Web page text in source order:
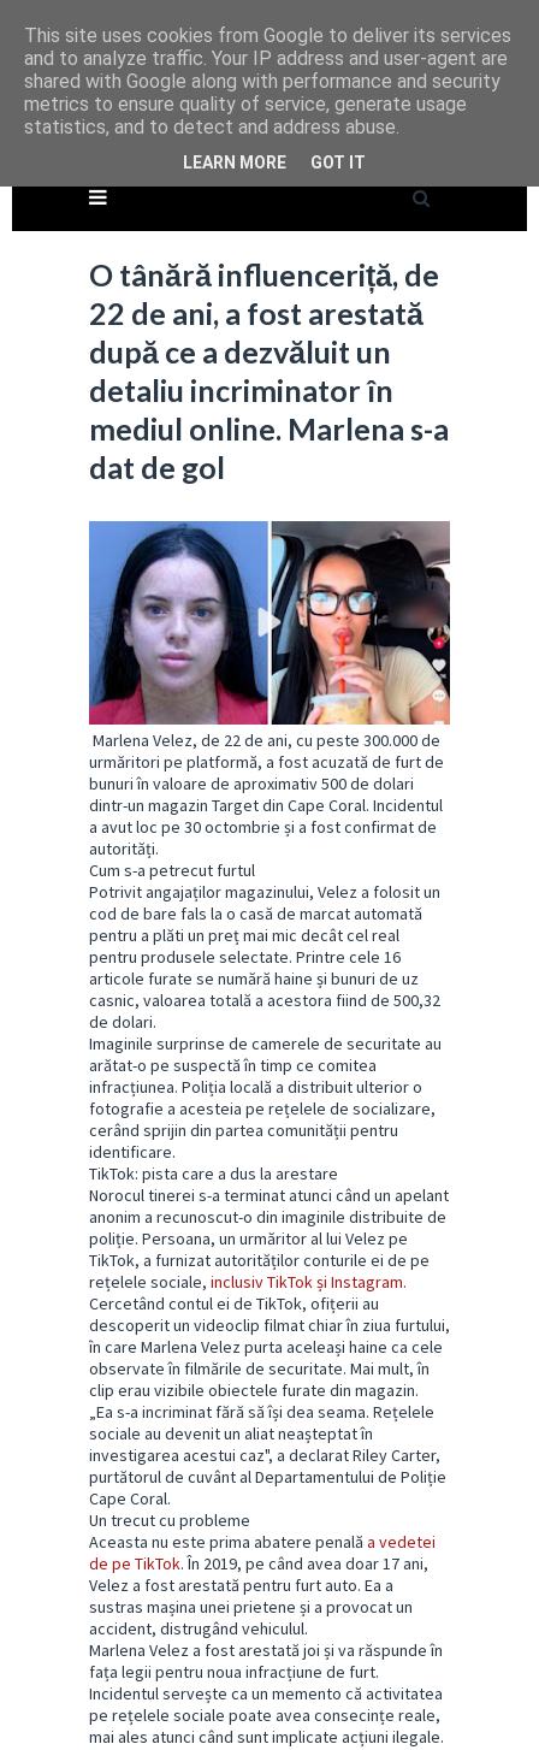
O tânără influenceriță, de
22 de ani, a fost arestată
după ce a dezvăluit un
detaliu incriminator în
mediul online. Marlena s-a
dat de gol
Marlena Velez, de 22 de ani, cu peste 300.000 de
urmăritori pe platformă, a fost acuzată de furt de
bunuri în valoare de aproximativ 500 de dolari
dintr-un magazin Target din Cape Coral. Incidentul
a avut loc pe 30 octombrie și a fost confirmat de
autorități.
Cum s-a petrecut furtul
Potrivit angajaților magazinului, Velez a folosit un
cod de bare fals la o casă de marcat automată
pentru a plăti un preț mai mic decât cel real
pentru produsele selectate. Printre cele 16
articole furate se numără haine și bunuri de uz
casnic, valoarea totală a acestora fiind de 500,32
de dolari.
Imaginile surprinse de camerele de securitate au
arătat-o pe suspectă în timp ce comitea
infracțiunea. Poliția locală a distribuit ulterior o
fotografie a acesteia pe rețelele de socializare,
cerând sprijin din partea comunității pentru
identificare.
TikTok: pista care a dus la arestare
Norocul tinerei s-a terminat atunci când un apelant
anonim a recunoscut-o din imaginile distribuite de
poliție. Persoana, un urmăritor al lui Velez pe
TikTok, a furnizat autorităților conturile ei de pe
rețelele sociale, inclusiv TikTok și Instagram.
Cercetând contul ei de TikTok, ofițerii au
descoperit un videoclip filmat chiar în ziua furtului,
în care Marlena Velez purta aceleași haine ca cele
observate în filmările de securitate. Mai mult, în
clip erau vizibile obiectele furate din magazin.
„Ea s-a incriminat fără să își dea seama. Rețelele
sociale au devenit un aliat neașteptat în
investigarea acestui caz", a declarat Riley Carter,
purtătorul de cuvânt al Departamentului de Poliție
Cape Coral.
Un trecut cu probleme
Aceasta nu este prima abatere penală a vedetei
de pe TikTok. În 2019, pe când avea doar 17 ani,
Velez a fost arestată pentru furt auto. Ea a
sustras mașina unei prietene și a provocat un
accident, distrugând vehiculul.
Marlena Velez a fost arestată joi și va răspunde în
fața legii pentru noua infracțiune de furt.
Incidentul servește ca un memento că activitatea
pe rețelele sociale poate avea consecințe reale,
mai ales atunci când sunt implicate acțiuni ilegale.
This site uses cookies from Google to deliver its services
and to analyze traffic. Your IP address and user-agent are
shared with Google along with performance and security
metrics to ensure quality of service, generate usage
statistics, and to detect and address abuse.
LEARN MORE GOT IT